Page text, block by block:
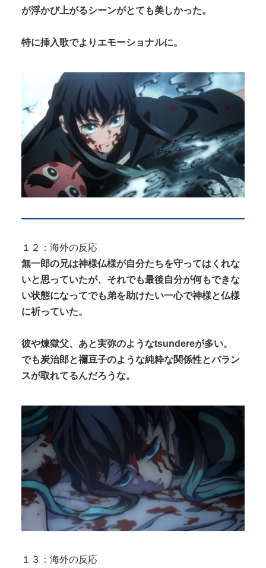
が浮かび上がるシーンがとても美しかった。
特に挿入歌でよりエモーショナルに。
１２：海外の反応
無一郎の兄は神様仏様が自分たちを守ってはくれな
いと思っていたが、それでも最後自分が何もできな
い状態になってでも弟を助けたい一心で神様と仏様
に祈っていた。
彼や煉獄父、あと実弥のようなtsundereが多い。
でも炭治郎と禰豆子のような純粋な関係性とバラン
スが取れてるんだろうな。
１３：海外の反応